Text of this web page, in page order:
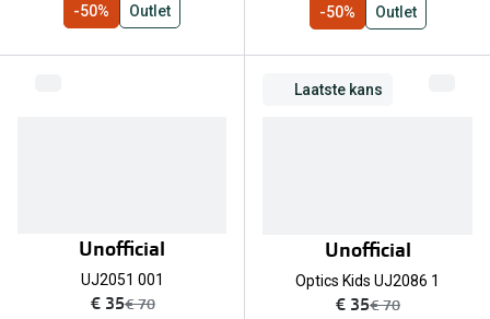
-50% Outlet -50% Outlet
Unofficial
UJ2051 001
nu:
€ 35was:
€ 70
Laatste kans
Unofficial
Optics Kids UJ2086 1
nu:
€ 35was:
€ 70